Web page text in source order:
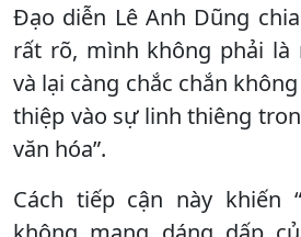
Đạo diễn Lê Anh Dũng
rất rõ, mình không phải là
và lại càng chắc chắn
thiệp vào sự linh thiêng
văn hóa”.
Cách tiếp cận này khiến